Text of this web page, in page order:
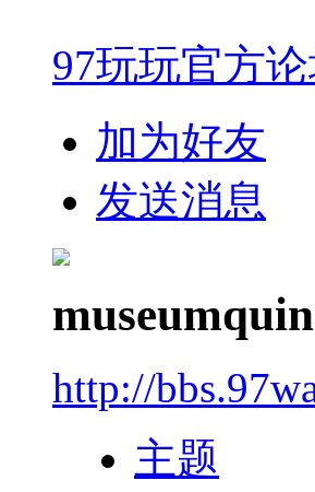
97玩玩官方
加为好友
发送消息
http://
主题